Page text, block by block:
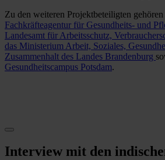
Zu den weiteren Projektbeteiligten
Fachkräfteagentur für Gesundheits- und
Landesamt für Arbeitsschutz,
das Ministerium Arbeit, Soziales,
Zusammenhalt des Landes Brandenburg
Gesundheitscampus Potsdam.
Interview mit den